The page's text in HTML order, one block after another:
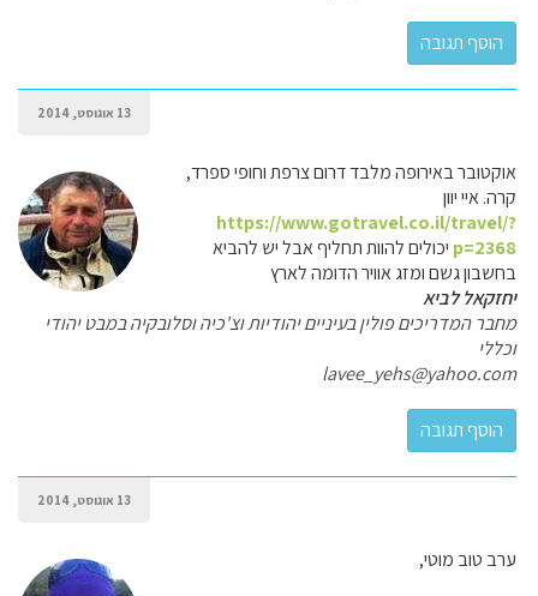
13 אוגוסט, 2014
אוקטובר באירופה מלבד דרום צרפת וחופי ספרד,
קרה. איי יוון
https://www.gotravel.co.il/travel/?
p=2368 יכולים להוות תחליף אבל יש להביא
בחשבון גשם ומזג אוויר הדומה לארץ
יחזקאל לביא
מחבר המדריכים פולין בעיניים יהודיות וצ'כיה וסלובקיה במבט יהודי
וכללי
lavee_yehs@yahoo.com
13 אוגוסט, 2014
ערב טוב מוטי,